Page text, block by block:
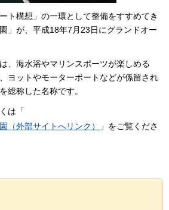
ト構想」の一環として整備をすすめてき
」が、平成18年7月23日にグランドオー
、 海水浴やマリンスポーツが楽しめる
ヨットやモーターボートなどが係留され
総称した名称です。
は「
（外部サイトへリンク）
」をご覧くださ